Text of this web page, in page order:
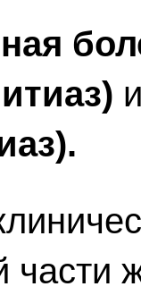
части